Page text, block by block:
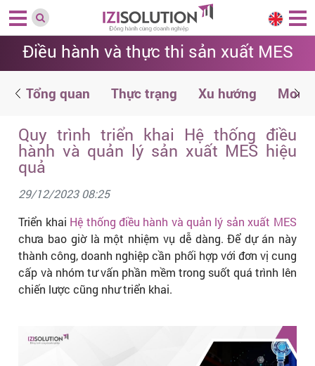
Điều hành và thực thi sản xuất MES
Tổng quan Thực trạng Xu hướng
Quy trình triển khai Hệ thống điều
hành và quản lý sản xuất MES hiệu
quả
29/12/2023 08:25
Triển khai Hệ thống điều hành và quản lý sản xuất MES
chưa bao giờ là một nhiệm vụ dễ dàng. Để dự án này
thành công, doanh nghiệp cần phối hợp với đơn vị cung
cấp và nhóm tư vấn phần mềm trong suốt quá trình lên
chiến lược cũng như triển khai.